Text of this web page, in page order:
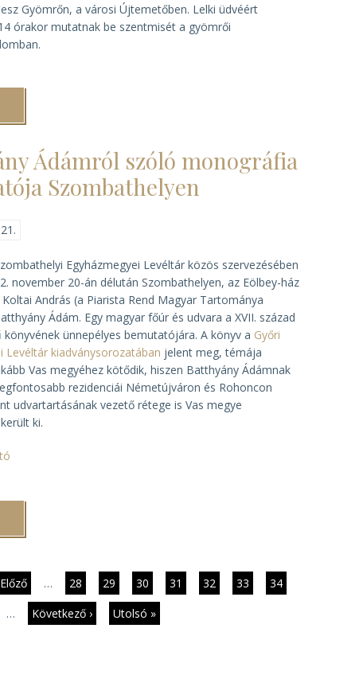
Gyömrőn, a városi Újtemetőben. Lelki üdvéért
órakor mutatnak be szentmisét a gyömrői
Klára)
Ádámról szóló monográfia
Szombathelyen
Egyházmegyei Levéltár közös szervezésében
november 20-án délután Szombathelyen, az Eölbey-ház
András (a Piarista Rend Magyar Tartománya
Ádám. Egy magyar főúr és udvara a XVII. század
könyvének ünnepélyes bemutatójára. A könyv a Győri
Levéltár kiadványsorozatában jelent meg, témája
Vas megyéhez kötődik, hiszen Batthyány Ádámnak
rezidenciái Németújváron és Rohoncon
udvartartásának vezető rétege is Vas megye
ki.
szóló
bemutatója
Szombathelyen)
Előző … Page
28 Page
29 Page
30 Page
31
Jelenlegi
32 Page
33 Page
34
…
Következő
Következő ›
Utolsó
Utolsó »